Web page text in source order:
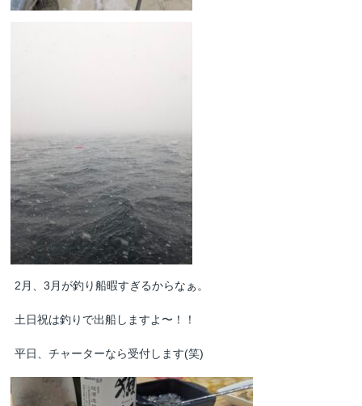
2月、3月が釣り船暇すぎるからなぁ。
土日祝は釣りで出船しますよ〜！！
平日、チャーターなら受付します(笑)